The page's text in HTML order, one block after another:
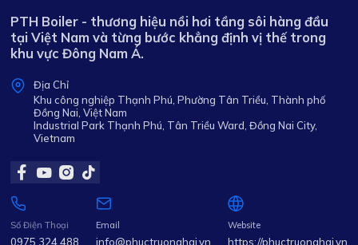
PTH Boiler - thương hiệu nồi hơi tầng sôi hàng đầu
tại Việt Nam và từng bước khẳng định vị thế trong
khu vực Đông Nam Á.
Địa Chỉ
Khu công nghiệp Thạnh Phú, Phường Tân Triều, Thành phố
Đồng Nai, Việt Nam
Industrial Park Thạnh Phú, Tân Triều Ward, Đồng Nai City,
Vietnam
Số Điện Thoại
0975 324 488
Email
info@phuctruonghai.vn
Website
https://phuctruonghai.vn